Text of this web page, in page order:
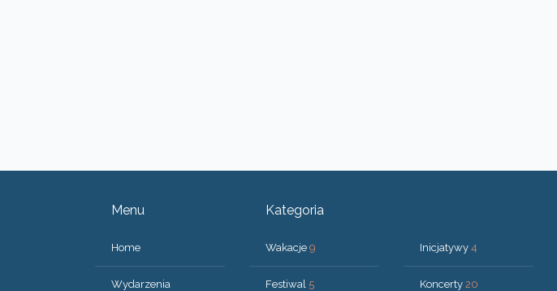
Menu
Home
Wydarzenia
Kategoria
Wakacje 9
Festiwal 5
Inicjatywy 4
Koncerty 20